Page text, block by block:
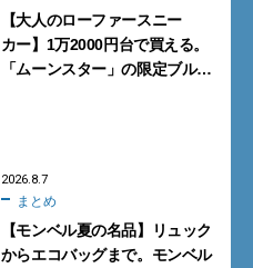
【大人のローファースニー
カー】1万2000円台で買える。
「ムーンスター」の限定ブルー
2026.8.7
まとめ
【モンベル夏の名品】リュック
からエコバッグまで。モンベル